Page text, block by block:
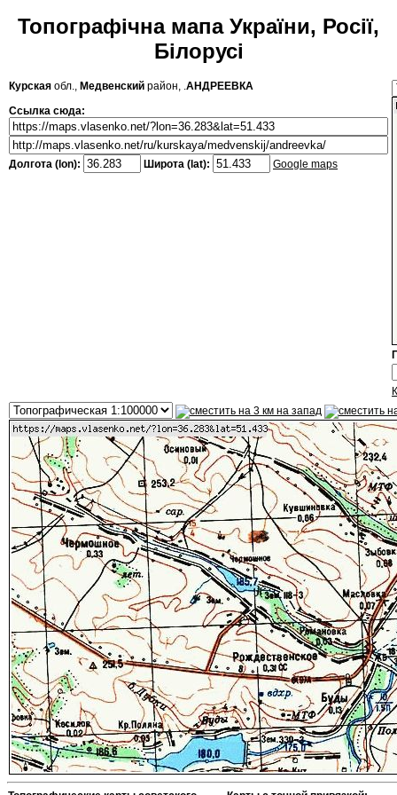
Топографічна мапа України, Росії,
Білорусі
Курская обл., Медвенский район, .АНДРЕЕВКА
Ссылка сюда:
Долгота (lon): Широта (lat): Google maps